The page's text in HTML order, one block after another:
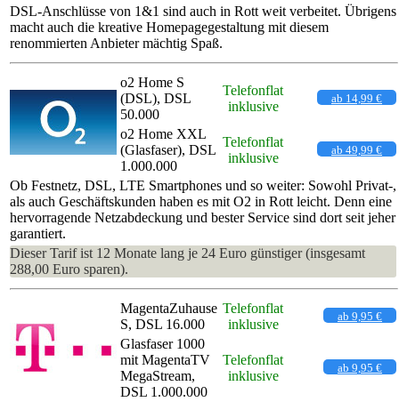
DSL-Anschlüsse von 1&1 sind auch in Rott weit verbeitet. Übrigens
macht auch die kreative Homepagegestaltung mit diesem
renommierten Anbieter mächtig Spaß.
o2 Home S
(DSL), DSL
50.000
Telefonflat
inklusive
ab 14,99 €
o2 Home XXL
(Glasfaser), DSL
1.000.000
Telefonflat
inklusive
ab 49,99 €
Ob Festnetz, DSL, LTE Smartphones und so weiter: Sowohl Privat-,
als auch Geschäftskunden haben es mit O2 in Rott leicht. Denn eine
hervorragende Netzabdeckung und bester Service sind dort seit jeher
garantiert.
Dieser Tarif ist 12 Monate lang je 24 Euro günstiger (insgesamt
288,00 Euro sparen).
MagentaZuhause
S, DSL 16.000
Telefonflat
inklusive
ab 9,95 €
Glasfaser 1000
mit MagentaTV
MegaStream,
DSL 1.000.000
Telefonflat
inklusive
ab 9,95 €